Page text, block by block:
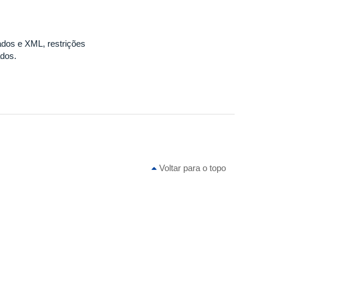
e XML, restrições
Voltar para o topo